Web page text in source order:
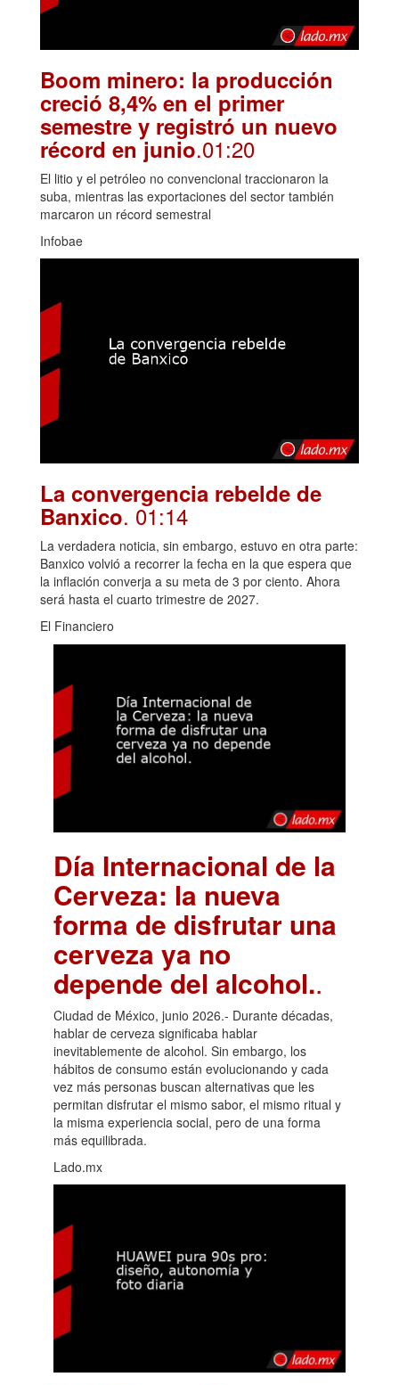
Boom minero: la producción
creció 8,4% en el primer
semestre y registró un nuevo
récord en junio.01:20
El litio y el petróleo no convencional traccionaron la
suba, mientras las exportaciones del sector también
marcaron un récord semestral
Infobae
La convergencia rebelde de
Banxico. 01:14
La verdadera noticia, sin embargo, estuvo en otra parte:
Banxico volvió a recorrer la fecha en la que espera que
la inflación converja a su meta de 3 por ciento. Ahora
será hasta el cuarto trimestre de 2027.
El Financiero
Día Internacional de la
Cerveza: la nueva
forma de disfrutar una
cerveza ya no
depende del alcohol..
Ciudad de México, junio 2026.- Durante décadas,
hablar de cerveza significaba hablar
inevitablemente de alcohol. Sin embargo, los
hábitos de consumo están evolucionando y cada
vez más personas buscan alternativas que les
permitan disfrutar el mismo sabor, el mismo ritual y
la misma experiencia social, pero de una forma
más equilibrada.
Lado.mx